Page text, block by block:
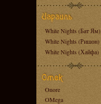
White Nights (Бат Ям)
White Nights (Ришон)
White Nights (Хайфа)
Onore
OMega